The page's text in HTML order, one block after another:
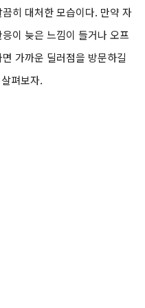
히 대처한 모습이다. 만약 자
이 늦은 느낌이 들거나 오프
가까운 딜러점을 방문하길
펴보자.